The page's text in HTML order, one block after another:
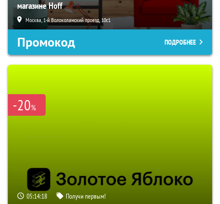
магазине Hoff
Москва, 1-й Волоколамский проезд, 10с1
Промокод ПОДРОБНЕЕ
-20%
05:14:17 Получи первым!